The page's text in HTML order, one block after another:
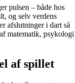
pulsen – både hos
og selv verdens
afslutninger i dart så
matematik, psykologi
af spillet